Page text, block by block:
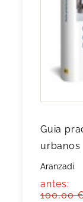
Guia
urbanos
Aranzadi
antes:
100,00